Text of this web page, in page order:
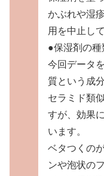
かぶれや湿
用を中止し
●保湿剤の種
今回データ
質という成
セラミド類
すが、効果
います。
ベタつくの
ンや泡状の